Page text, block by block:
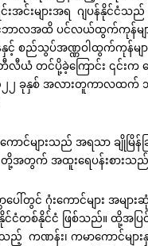
အင်းများအရ ဂျပန်နိုင်ငံသည်
င်ဘာလအထိ ပင်လယ်ထွက်ကုန်မျ
စွန်နှင့် စည်သွပ်အဏ္ဏဝါထွက်ကုန်မျာ
ယံ တင်ပို့ခဲ့ကြောင်း ၎င်းက ပ
၂၂ ခုနှစ် အလားတူကာလထက် ၁
ောင်များသည် အရသာ ချိုမြိန်ခ
အတွက် အထူးရေပန်းစားသည်
ပေါ်တွင် ဂုံးကောင်များ အမျာ
င်ငံတစ်နိုင်ငံ ဖြစ်သည်။ ထို့အပြ
ည့် ကဏန်း၊ ကမာကောင်မျာ